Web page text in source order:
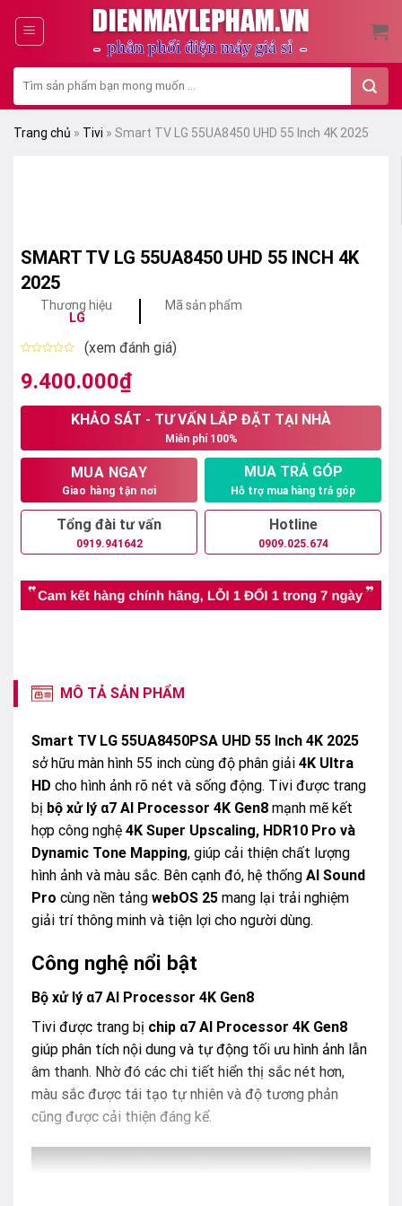
kiếm:
Trang chủ » Tivi » Smart TV LG 55UA8450 UHD 55 Inch 4K 2025
SMART TV LG 55UA8450 UHD 55 INCH 4K
2025
Thương hiệu
LG
Mã sản phẩm
xếp
hạng
5
(xem đánh giá)
9.400.000₫
KHẢO SÁT - TƯ VẤN LẮP ĐẶT TẠI NHÀ
Miễn phí 100%
MUA NGAY
Giao hàng tận nơi
MUA TRẢ GÓP
Hỗ trợ mua hàng trả góp
Tổng đài tư vấn
0919.941642
Hotline
0909.025.674
MÔ TẢ SẢN PHẨM
Smart TV LG 55UA8450PSA UHD 55 Inch 4K 2025
sở hữu màn hình 55 inch cùng độ phân giải 4K Ultra
HD cho hình ảnh rõ nét và sống động. Tivi được trang
bị bộ xử lý α7 AI Processor 4K Gen8 mạnh mẽ kết
hợp công nghệ 4K Super Upscaling, HDR10 Pro và
Dynamic Tone Mapping, giúp cải thiện chất lượng
hình ảnh và màu sắc. Bên cạnh đó, hệ thống AI Sound
Pro cùng nền tảng webOS 25 mang lại trải nghiệm
giải trí thông minh và tiện lợi cho người dùng.
Công nghệ nổi bật
Bộ xử lý α7 AI Processor 4K Gen8
Tivi được trang bị chip α7 AI Processor 4K Gen8
giúp phân tích nội dung và tự động tối ưu hình ảnh lẫn
âm thanh. Nhờ đó các chi tiết hiển thị sắc nét hơn,
màu sắc được tái tạo tự nhiên và độ tương phản
cũng được cải thiện đáng kể.